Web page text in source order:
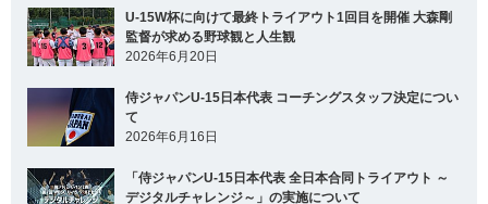
U-15W杯に向けて最終トライアウト1回目を開催 大森剛
監督が求める野球観と人生観
2026年6月20日
侍ジャパンU-15日本代表 コーチングスタッフ決定につい
て
2026年6月16日
「侍ジャパンU-15日本代表 全日本合同トライアウト ～
デジタルチャレンジ～」の実施について